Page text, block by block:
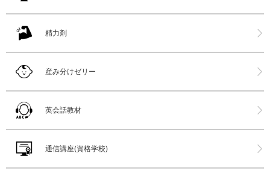
精力剤
産み分けゼリー
英会話教材
通信講座(資格学校)